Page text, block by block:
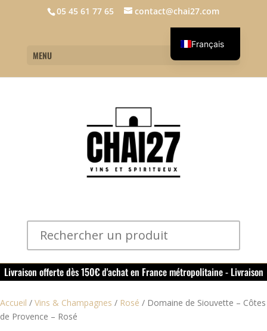
05 45 61 77 65 contact@chai27.com
MENU
Livraison offerte dès 150€ d'achat en France métropolitaine - Livraison
offerte dans le rouillacais (16) dès 50€ d'achat
Accueil / Vins & Champagnes / Rosé / Domaine de Siouvette – Côtes
de Provence – Rosé
Français
English